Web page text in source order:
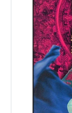
愛と復讐の
チャイナ・
＜未＞ 出演
愛と復讐の挽
マジッククリ
楊家将 （
七福星
（
鹿鼎記
（